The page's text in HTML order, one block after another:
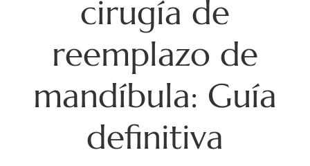
cirugía de
reemplazo de
mandíbula: Guía
definitiva